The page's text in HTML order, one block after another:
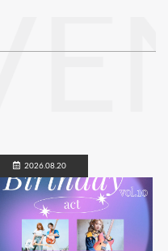
2026.08.20